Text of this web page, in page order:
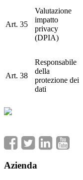
Art. 35
Valutazione
impatto
privacy
(DPIA)
Art. 38
Responsabile
della
protezione dei
dati
Azienda